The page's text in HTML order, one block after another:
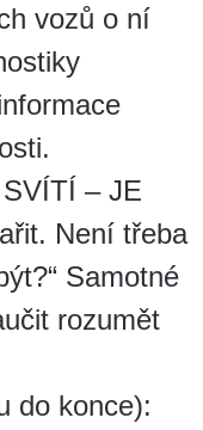
vozů o ní
– JE
Není třeba
Samotné
rozumět
do konce):